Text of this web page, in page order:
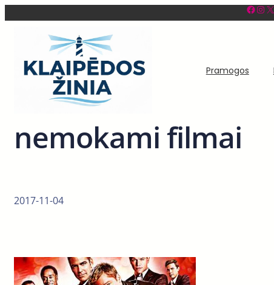
Facebook InstagramX
Pramogos
nemokami filmai
2017-11-04